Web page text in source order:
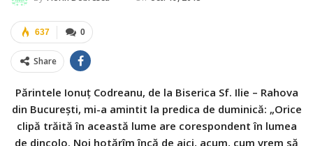
0
637
Share
Părintele Ionuţ Codreanu, de la Biserica Sf. Ilie – Rahova
din Bucureşti, mi-a amintit la predica de duminică: „Orice
clipă trăită în această lume are corespondent în lumea
de dincolo. Noi hotărîm încă de aici, acum, cum vrem să